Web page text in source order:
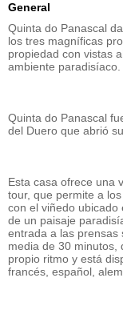
General
Quinta do Panascal
los tres magníficas
propiedad con vistas
ambiente paradisíaco.
Quinta do Panascal
del Duero que abrió
Esta casa ofrece una
tour, que permite a
con el viñedo ubicado
de un paisaje
entrada a las prensas
media de 30 minutos,
propio ritmo y está
francés, español,